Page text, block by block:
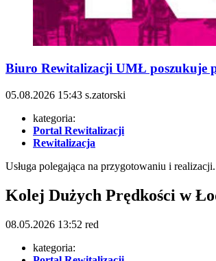
Biuro Rewitalizacji UMŁ poszukuje
05.08.2026 15:43 s.zatorski
kategoria:
Portal Rewitalizacji
Rewitalizacja
Usługa polegająca na przygotowaniu i
Kolej Dużych Prędkości w
08.05.2026 13:52 red
kategoria: